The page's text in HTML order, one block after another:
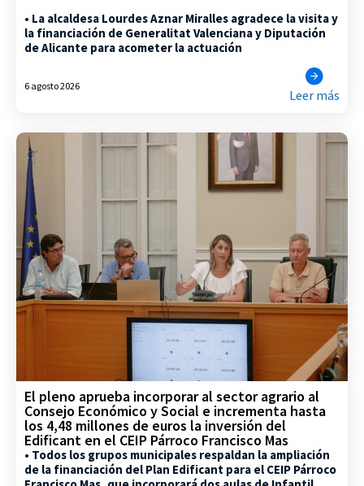
• La alcaldesa Lourdes Aznar Miralles agradece la visita y
la financiación de Generalitat Valenciana y Diputación
de Alicante para acometer la actuación
6 agosto 2026
Leer más
El pleno aprueba incorporar al sector agrario al
Consejo Económico y Social e incrementa hasta
los 4,48 millones de euros la inversión del
Edificant en el CEIP Párroco Francisco Mas
• Todos los grupos municipales respaldan la ampliación
de la financiación del Plan Edificant para el CEIP Párroco